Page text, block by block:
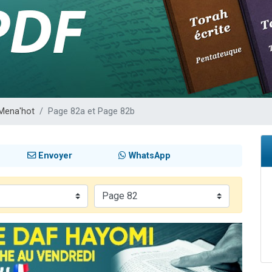
radio : Visions de grandeur n°104 : Le Chabbath et le Birkat Hamazone
viennent de demander une bénédiction
son Maasser
places pour étudier en groupe sur Zoom
Page 82a et Page 82b
Envoyer WhatsApp